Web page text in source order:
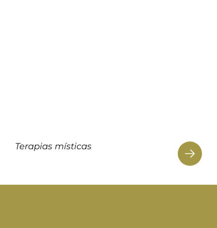
Terapias místicas